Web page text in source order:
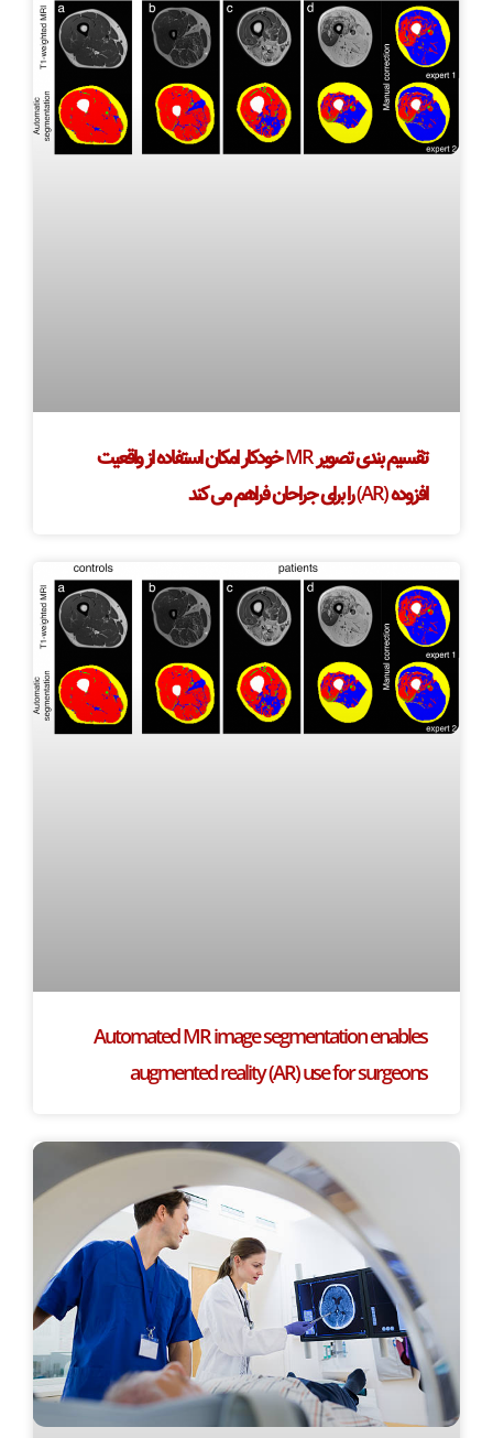
تقسیم بندی تصویر MR خودکار امکان استفاده از واقعیت
افزوده (AR) را برای جراحان فراهم می کند
Automated MR image segmentation enables
augmented reality (AR) use for surgeons